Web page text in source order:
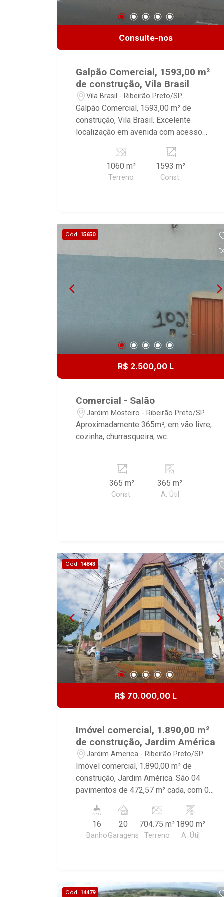
Consulte-nos
Galpão Comercial, 1593,00 m²
de construção, Vila Brasil
Vila Brasil - Ribeirão Preto/SP
Galpão Comercial, 1593,00 m² de
construção, Vila Brasil. Excelente
localização em avenida com acesso
esquina, para fins logísticos e ou
armazenagem, com área administrativa,
1060 m²
Terreno
1593 m²
Const.
Cód. 15650
R$ 2.500,00 L
Comercial - Salão
Jardim Mosteiro - Ribeirão Preto/SP
Aproximadamente 365m², em vão livre,
cozinha, churrasqueira, wc.
365 m²
Const.
365 m²
A. Útil
Cód. 14843
R$ 70.000,00 L
Imóvel comercial, 1.890,00 m²
de construção, Jardim América
Jardim America - Ribeirão Preto/SP
Imóvel comercial, 1.890,00 m² de
construção, Jardim América. São 04
pavimentos de 472,57 m² cada, com 04
pavimento, copa, piso em ardósia,
elevador, estacionamento frontal para
20 carros. Excelente localização, no
pavimentos estão com divisórias que
16
Banho
20
Garagens
704.75 m²
Terreno
1890 m²
A. Útil
Cód. 14479